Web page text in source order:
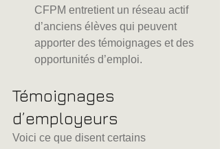
CFPM entretient un réseau actif
d’anciens élèves qui peuvent
apporter des témoignages et des
opportunités d’emploi.
Témoignages
d’employeurs
Voici ce que disent certains